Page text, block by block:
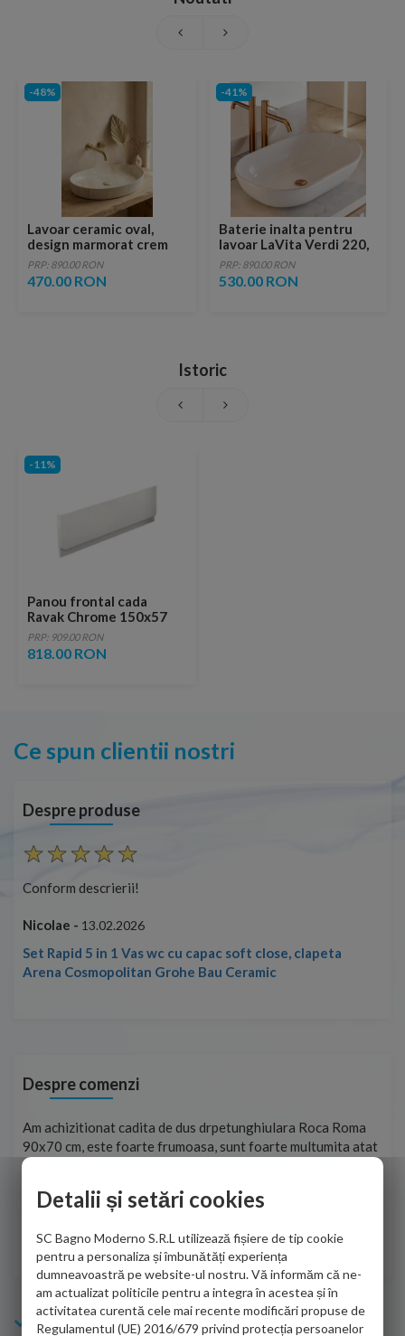
-48%
Lavoar ceramic oval,
design marmorat crem
lucios cu vene aurii,
ventil inclus
PRP: 890.00 RON
470.00 RON
-41%
Baterie inalta pentru
lavoar LaVita Verdi 220,
fara ventil, brushed
copper
PRP: 890.00 RON
530.00 RON
Istoric
-11%
Panou frontal cada
Ravak Chrome 150x57
cm
PRP: 909.00 RON
818.00 RON
Ce spun clientii nostri
Despre produse
Conform descrierii!
Nicolae - 13.02.2026
Set Rapid 5 in 1 Vas wc cu capac soft close, clapeta
Arena Cosmopolitan Grohe Bau Ceramic
Despre comenzi
Am achizitionat cadita de dus drpetunghiulara Roca Roma
90x70 cm, este foarte frumoasa, sunt foarte multumita atat
de personalul firmei dvs. cu care am colaborat in obtinerea
adus coletul in siguranta.Numai bine, va doresc!
Sofrone Viviana -28.07.2026
Info Bagno
Detalii și setări cookies
SC Bagno Moderno S.R.L utilizează fișiere de tip cookie
pentru a personaliza și îmbunătăți experiența
dumneavoastră pe website-ul nostru. Vă informăm că ne-
am actualizat politicile pentru a integra în acestea și în
activitatea curentă cele mai recente modificări propuse de
Regulamentul (UE) 2016/679 privind protecția persoanelor